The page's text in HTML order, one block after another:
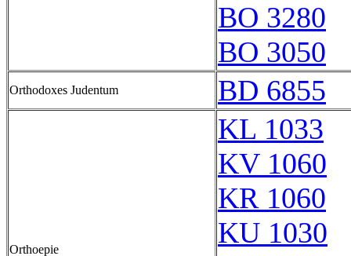
BO 3280
BO 3050
Orthodoxes Judentum BD 6855
Orthoepie
KL 1033
KV 1060
KR 1060
KU 1030